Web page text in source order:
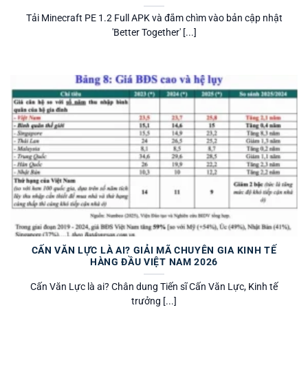
Tải Minecraft PE 1.2 Full APK và đắm chìm vào bản cập nhật
'Better Together' [...]
CẤN VĂN LỰC LÀ AI? GIẢI MÃ CHUYÊN GIA KINH TẾ
HÀNG ĐẦU VIỆT NAM 2026
Cấn Văn Lực là ai? Chân dung Tiến sĩ Cấn Văn Lực, Kinh tế
trưởng [...]